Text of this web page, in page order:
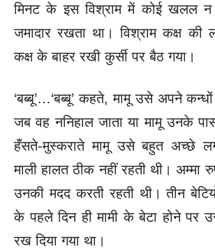
मिनट के इस विश्राम में कोई खललन
जमादार रखता था। विश्राम कक्ष की
कक्षके बाहर रखी कुर्सी पर बैठ गया।
‘बब्बू’…‘बब्बू’ कहते, मामू उसे अपने
जब वहननिहाल जाता या मामू उनके
हँसते-मुस्कराते मामू उसेबहुत अच्छे
माली हालत ठीक नहीं रहती थी। अम्मा
उनकी मदद करती रहती थी।तीन
के पहले दिन ही मामी के बेटा होने पर
रख दिया गया था।